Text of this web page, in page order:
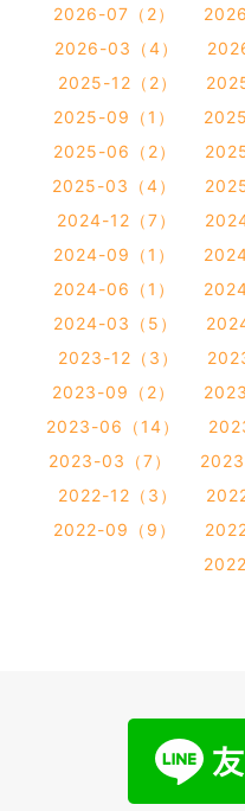
2026-07（2）
2026-03（4）
2025-12（2）
2025-09（1）
2025-06（2）
2025-03（4）
2024-12（7）
2024-09（1）
2024-06（1）
2024-03（5）
2023-12（3）
2023-09（2）
2023-06（14）
2023-03（7）
2022-12（3）
2022-09（9）